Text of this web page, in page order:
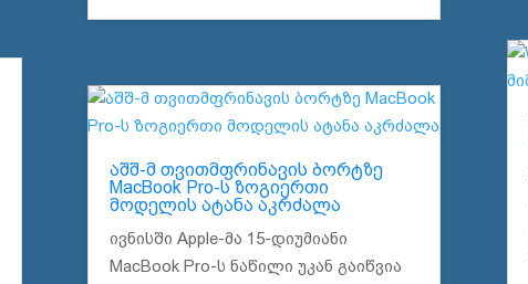
აშშ-მ თვითმფრინავის ბორტზე
MacBook Pro-ს ზოგიერთი
მოდელის ატანა აკრძალა
ივნისში Apple-მა 15-დიუმიანი
MacBook Pro-ს ნაწილი უკან გაიწვია